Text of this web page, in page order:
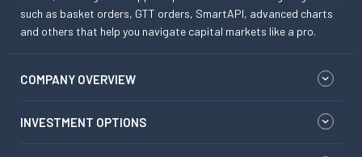
such as basket orders, GTT orders, SmartAPI, advanced charts
and others that help you navigate capital markets like a pro.
COMPANY OVERVIEW
INVESTMENT OPTIONS